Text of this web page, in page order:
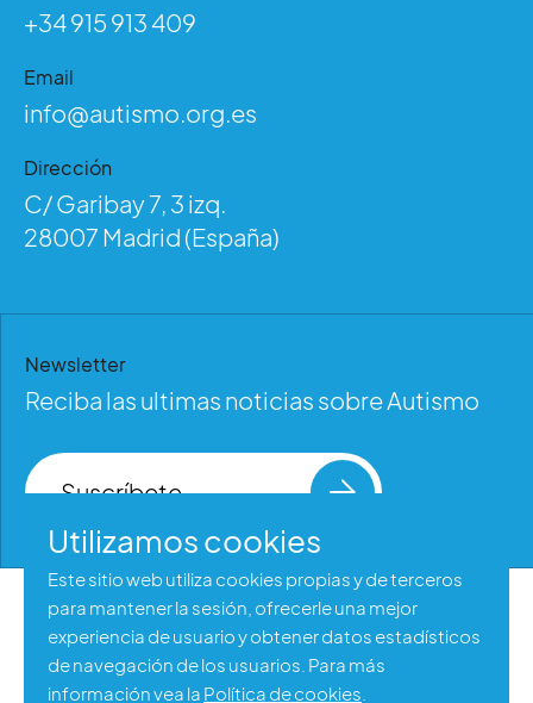
+34 915 913 409
Email
info@autismo.org.es
Dirección
C/ Garibay 7, 3 izq.
28007 Madrid (España)
Newsletter
Reciba las ultimas noticias sobre Autismo
Suscríbete
Aviso legal
Política de privacidad
Utilizamos cookies
Este sitio web utiliza cookies propias y de terceros
para mantener la sesión, ofrecerle una mejor
experiencia de usuario y obtener datos estadísticos
de navegación de los usuarios. Para más
información vea la Política de cookies